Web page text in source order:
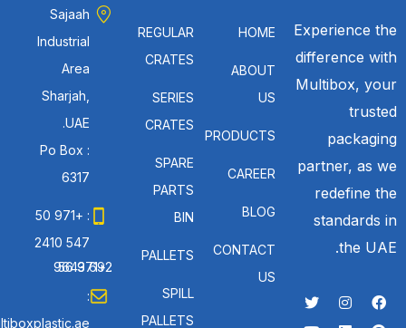
Experience the
difference with
Multibox, your
trusted
packaging
partner, as we
redefine the
standards in
the UAE.
HOME
ABOUT
US
PRODUCTS
CAREER
BLOG
CONTACT
US
REGULAR
CRATES
SERIES
CRATES
SPARE
PARTS
BIN
PALLETS
SPILL
PALLETS
Sajaah
Industrial
Area
Sharjah,
UAE.
Po Box :
6317
: +971 50
547 2410
: +971 56 692 9643
: